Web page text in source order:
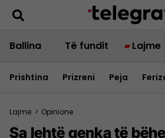
Ballina Të fundit Lajme
Prishtina Prizreni Peja
Lajme > Opinione
Sa lehtë qenka të